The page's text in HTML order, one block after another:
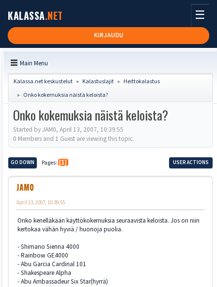
KALASSA.NET
KIRJAUDU
☰
Main Menu
Kalassa.net keskustelut ► Kalastuslajit ► Heittokalastus
► Onko kokemuksia näistä keloista?
Onko kokemuksia näistä keloista?
Started by JAM0, April 13, 2007, 10:39:55
0 Members and 1 Guest are viewing this topic.
GO DOWN Pages 1 USER ACTIONS
JAM0
April 13, 2007, 10:39:55
Onko kenelläkään käyttökokemuksia seuraavista keloista. Jos on niin
kertokaa vähän hyviä / huonoja puolia.
- Shimano Sienna 4000
- Rainbow GE4000
- Abu Garcia Cardinal 101
- Shakespeare Alpha
- Abu Ambassadeur Six Star(hyrrä)